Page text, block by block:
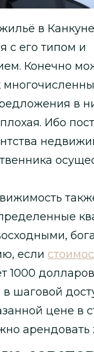
в
с его типом и
Конечно
в
Ибо
если
1000
шаговой
цене в
арендовать